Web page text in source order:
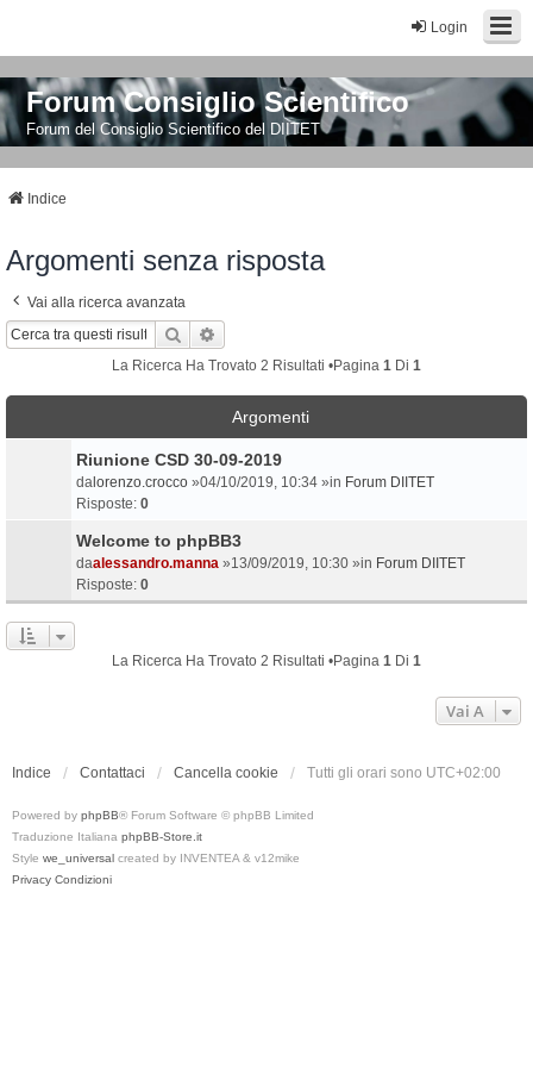
Login
Forum Consiglio Scientifico
Forum del Consiglio Scientifico del DIITET
Indice
Argomenti senza risposta
Vai alla ricerca avanzata
Cerca
La Ricerca Ha Trovato 2 Risultati •Pagina 1 Di 1
Argomenti
Riunione CSD 30-09-2019
da lorenzo.crocco »04/10/2019, 10:34 »in Forum DIITET
Risposte: 0
Welcome to phpBB3
daalessandro.manna »13/09/2019, 10:30 »in Forum DIITET
Risposte: 0
La Ricerca Ha Trovato 2 Risultati •Pagina 1 Di 1
Vai A
Indice Contattaci Cancella cookie Tutti gli orari sono UTC+02:00
Powered by phpBB® Forum Software © phpBB Limited
Traduzione Italiana phpBB-Store.it
Style we_universal created by INVENTEA & v12mike
Privacy Condizioni